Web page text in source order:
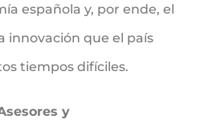
española y, por ende, el
innovación que el país
tiempos difíciles.
y